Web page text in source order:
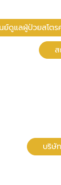
ย์ดูแลผู้ป่วยสโตร
บริษั